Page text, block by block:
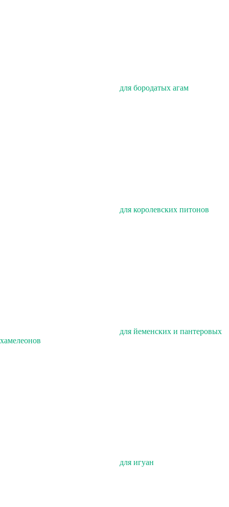
для бородатых агам
для королевских питонов
для йеменских и пантеровых
хамелеонов
для игуан